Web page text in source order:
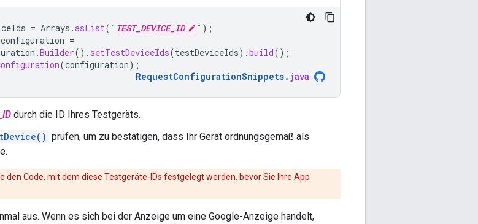
= Arrays .asList( " TEST_DEVICE_ID " );
configuration =
.Builder(). setTestDeviceIds(testDeviceIds).build();
(configuration);
RequestConfigurationSnippets. java
durch die ID Ihres Testgeräts.
prüfen, um zu bestätigen, dass Ihr Gerät ordnungsgemäß als
den Code, mit dem diese Testgeräte-IDs festgelegt werden, bevor Sie Ihre App
aus. Wenn es sich bei der Anzeige um eine Google-Anzeige handelt,